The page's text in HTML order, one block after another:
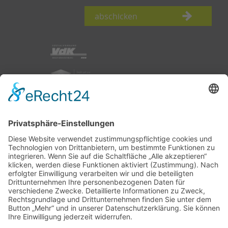
abschicken